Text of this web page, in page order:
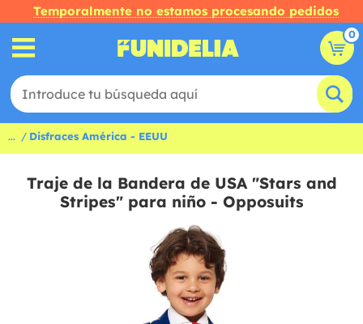
Temporalmente no estamos procesando pedidos
0
... Disfraces América - EEUU
Traje de la Bandera de USA "Stars and
Stripes" para niño - Opposuits